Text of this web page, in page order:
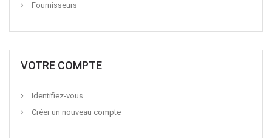
Fournisseurs
VOTRE COMPTE
Identifiez-vous
Créer un nouveau compte